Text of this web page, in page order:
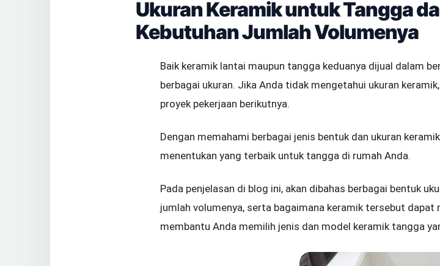
Ukuran Keramik untuk Tangga
Kebutuhan Jumlah Volumenya
Baik keramik lantai maupun tangga keduanya dijual dalam
berbagai ukuran. Jika Anda tidak mengetahui ukuran
proyek pekerjaan berikutnya.
Dengan memahami berbagai jenis bentuk dan ukuran
menentukan yang terbaik untuk tangga di rumah Anda.
Pada penjelasan di blog ini, akan dibahas berbagai bentuk
jumlah volumenya, serta bagaimana keramik tersebut
membantu Anda memilih jenis dan model keramik tangga